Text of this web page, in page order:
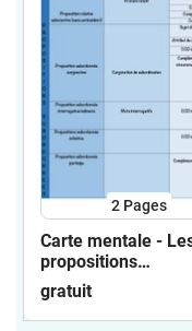
2 Pages
Carte mentale -
propositions
subordonnées
gratuit